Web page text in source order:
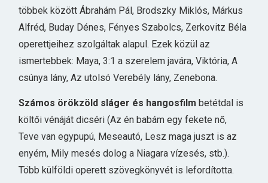
többek között Ábrahám Pál, Brodszky Miklós, Márkus
Alfréd, Buday Dénes, Fényes Szabolcs, Zerkovitz Béla
operettjeihez szolgáltak alapul. Ezek közül az
ismertebbek: Maya, 3:1 a szerelem javára, Viktória, A
csúnya lány, Az utolsó Verebély lány, Zenebona.
Számos örökzöld sláger és hangosfilm betétdal is
költői vénáját dicséri (Az én babám egy fekete nő,
Teve van egypupú, Meseautó, Lesz maga juszt is az
enyém, Mily mesés dolog a Niagara vízesés, stb.).
Több külföldi operett szövegkönyvét is lefordította.